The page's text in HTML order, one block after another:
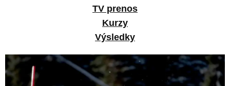
TV prenos
Kurzy
Výsledky